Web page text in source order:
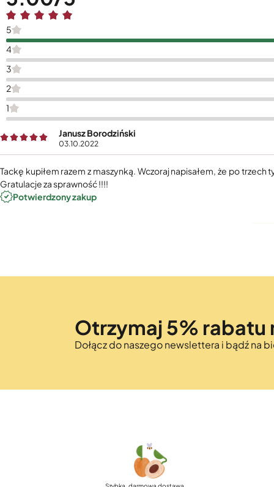
5
4
3
2
1
Janusz Borodziński
03.10.2022
Tackę kupiłem razem z maszynką. Wczoraj napisałem, że po
Gratulacje za sprawność !!!!
Potwierdzony zakup
Otrzymaj 5% rabatu
Dołącz do naszego newslettera i bądź na